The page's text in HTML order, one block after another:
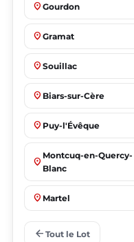
place Gourdon
place Gramat
place Souillac
place Biars-sur-Cère
place Puy-l'Évêque
place
Montcuq-en-Quercy-
Blanc
place Martel
place
arrow_back Tout le Lot